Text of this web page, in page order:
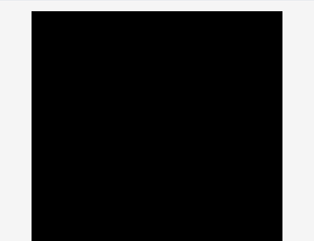
Noticias>Actualidad>Maestría en Ciencias de la Tierra